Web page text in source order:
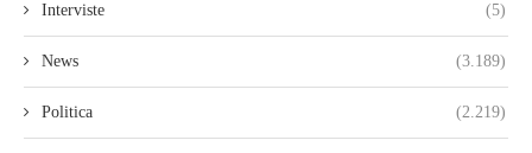
Interviste (5)
News (3.189)
Politica (2.219)